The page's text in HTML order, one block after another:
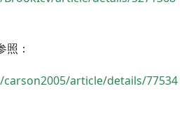
：
article/details/77534